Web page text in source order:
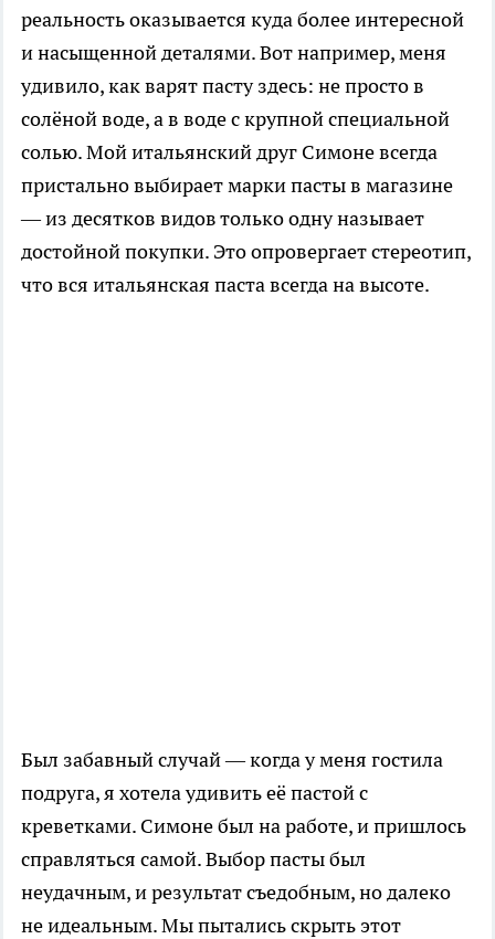
реальность оказывается куда более интересной
и насыщенной деталями. Вот например, меня
удивило, как варят пасту здесь: не просто в
солёной воде, а в воде с крупной специальной
солью. Мой итальянский друг Симоне всегда
пристально выбирает марки пасты в магазине
— из десятков видов только одну называет
достойной покупки. Это опровергает стереотип,
что вся итальянская паста всегда на высоте.
Был забавный случай — когда у меня гостила
подруга, я хотела удивить её пастой с
креветками. Симоне был на работе, и пришлось
справляться самой. Выбор пасты был
неудачным, и результат съедобным, но далеко
не идеальным. Мы пытались скрыть этот